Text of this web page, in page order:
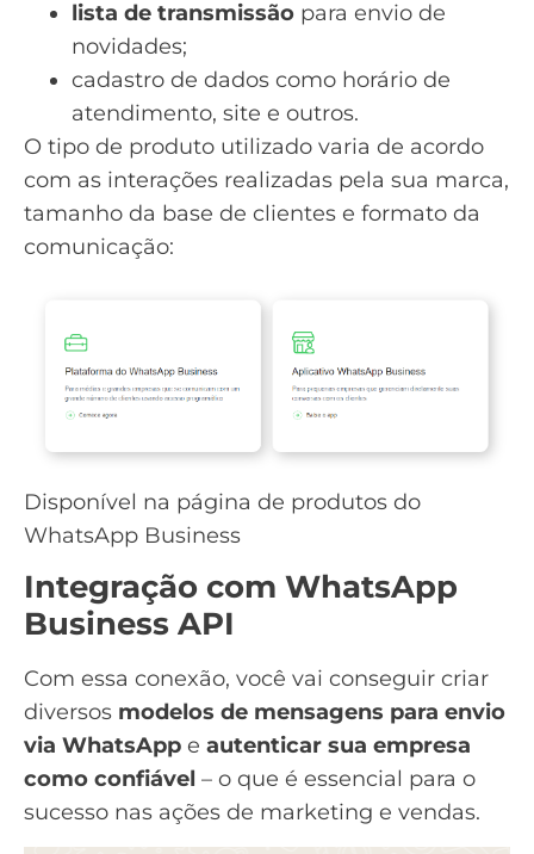
lista de transmissão para envio de
novidades;
cadastro de dados como horário de
atendimento, site e outros.
O tipo de produto utilizado varia de acordo
com as interações realizadas pela sua marca,
tamanho da base de clientes e formato da
comunicação:
Disponível na página de produtos do
WhatsApp Business
Integração com WhatsApp
Business API
Com essa conexão, você vai conseguir criar
diversos modelos de mensagens para envio
via WhatsApp e autenticar sua empresa
como confiável – o que é essencial para o
sucesso nas ações de marketing e vendas.